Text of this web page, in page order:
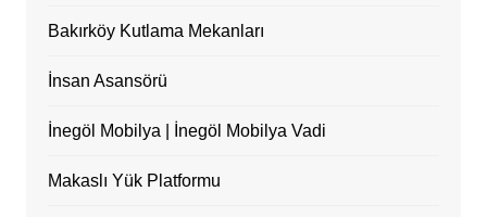
Bakırköy Kutlama Mekanları
İnsan Asansörü
İnegöl Mobilya | İnegöl Mobilya Vadi
Makaslı Yük Platformu